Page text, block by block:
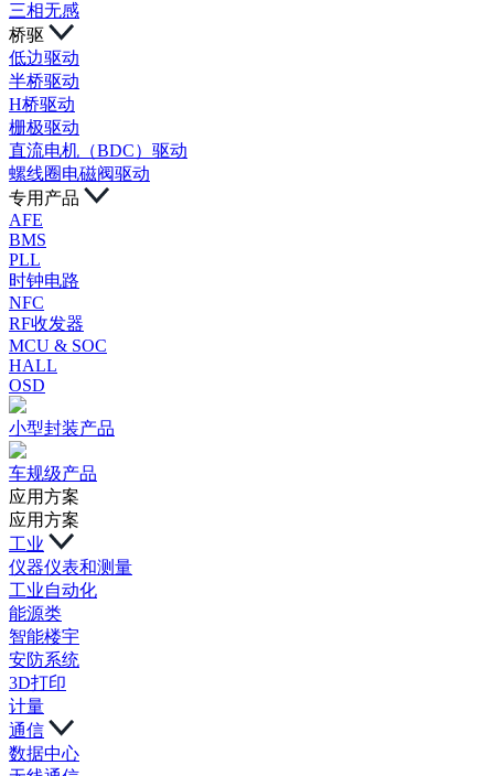
三相无感
桥驱
低边驱动
半桥驱动
H桥驱动
栅极驱动
直流电机（BDC）驱动
螺线圈电磁阀驱动
专用产品
AFE
BMS
PLL
时钟电路
NFC
RF收发器
MCU & SOC
HALL
OSD
小型封装产品
车规级产品
应用方案
应用方案
工业
仪器仪表和测量
工业自动化
能源类
智能楼宇
安防系统
3D打印
计量
通信
数据中心